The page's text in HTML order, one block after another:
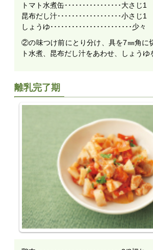
トマト水煮缶････････････････大さじ1
昆布だし汁･･････････････････小さじ1
しょうゆ･･･････････････････････少々
②の味つけ前にとり分け、具を7㎜角に
ト水煮、昆布だし汁をあわせ、しょうゆ
離乳完了期